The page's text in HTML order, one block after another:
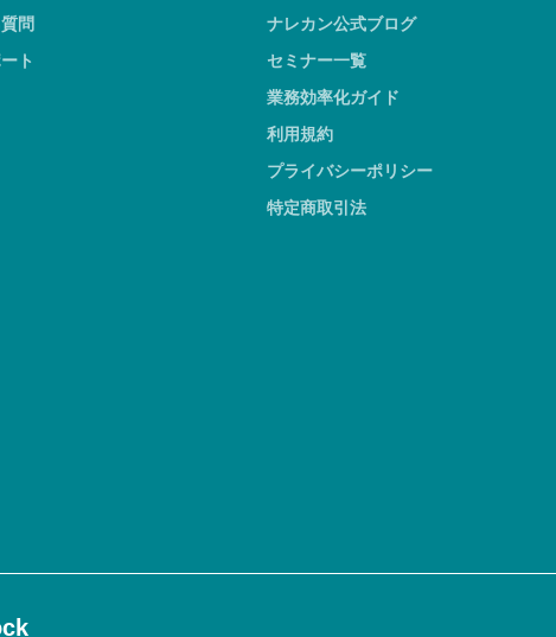
問
ト
ナレカン公式ブログ
セミナー一覧
業務効率化ガイド
利用規約
プライバシーポリシー
特定商取引法